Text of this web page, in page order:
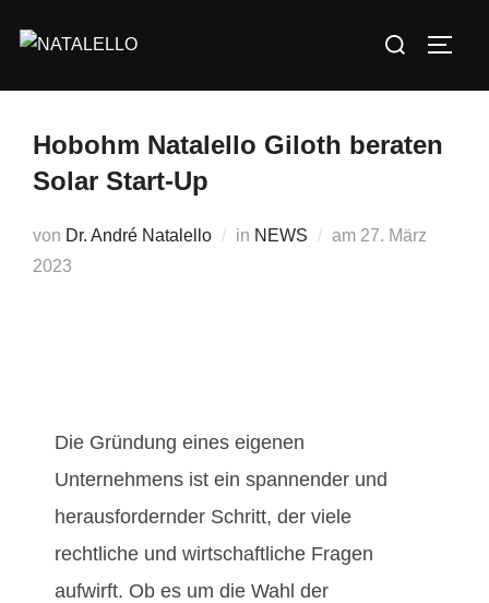
Hobohm Natalello Giloth beraten
Solar Start-Up
von Dr. André Natalello in NEWS am 27. März
2023
Die Gründung eines eigenen
Unternehmens ist ein spannender und
herausfordernder Schritt, der viele
rechtliche und wirtschaftliche Fragen
aufwirft. Ob es um die Wahl der